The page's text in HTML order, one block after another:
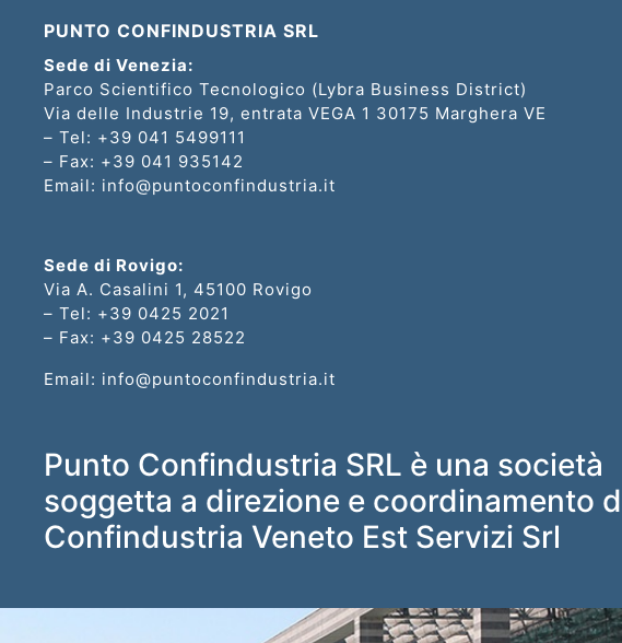
Corsi
gratuiti
per
disoccupati
Programma
PR
VENETO
FSE+
2027
Corsi
a
PUNTO CONFINDUSTRIA SRL
Sede di Venezia:
Parco Scientifico Tecnologico (Lybra Business District)
Via delle Industrie 19, entrata VEGA 1 30175 Marghera VE
– Tel: +39 041 5499111
– Fax: +39 041 935142
Email: info@puntoconfindustria.it
Sede di Rovigo:
Via A. Casalini 1, 45100 Rovigo
– Tel: +39 0425 2021
– Fax: +39 0425 28522
Email: info@puntoconfindustria.it
Punto Confindustria SRL è una società
soggetta a direzione e coordinamento
Confindustria Veneto Est Servizi Srl